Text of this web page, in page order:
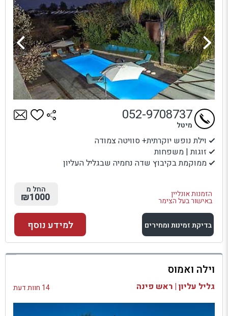
וילת נופש יוקרתית+ סוויטה צמודה
זוגות | משפחות
ממוקמת בקיבוץ שדה נחמיה שבגליל העליון
הזמנות אונליין
באישור בעל הצימר
052-9708737
מיטל
החל מ
₪1000
בדיקת זמינות ומחירים
למתחם זה
בדיקת זמינות ומחירים
למידע נוסף
וילה ואמוס
גליל עליון | ראש פינה 14 חוות דעת